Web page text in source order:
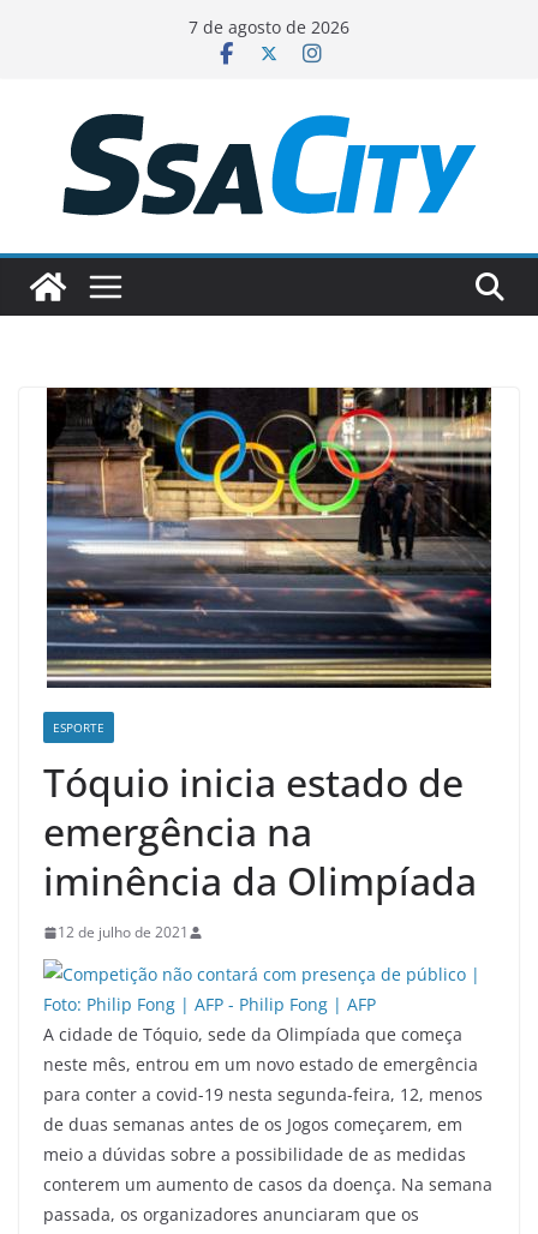
conteúdo
7 de agosto de 2026
ESPORTE
Tóquio inicia estado de
emergência na
iminência da Olimpíada
12 de julho de 2021
A cidade de Tóquio, sede da Olimpíada que começa
neste mês, entrou em um novo estado de emergência
para conter a covid-19 nesta segunda-feira, 12, menos
de duas semanas antes de os Jogos começarem, em
meio a dúvidas sobre a possibilidade de as medidas
conterem um aumento de casos da doença. Na semana
passada, os organizadores anunciaram que os